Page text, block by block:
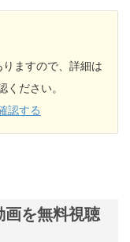
ますので、詳細は
ください。
認する
画を無料視聴